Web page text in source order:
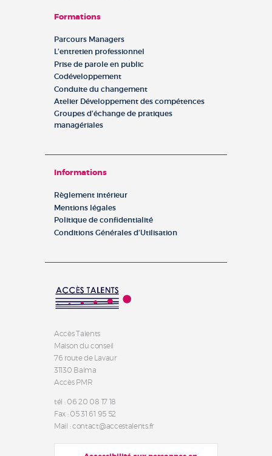
Formations
Parcours Managers
L’entretien professionnel
Prise de parole en public
Codéveloppement
Conduite du changement
Atelier Développement des compétences
Groupes d’échange de pratiques
managériales
Informations
Règlement intérieur
Mentions légales
Politique de confidentialité
Conditions Générales d’Utilisation
Accès Talents
Maison du conseil
76 route de Lavaur
31130 Balma
Accès PMR
tél : 06 20 08 17 18
Fax : 05 31 61 95 52
Mail : contact@accestalents.fr